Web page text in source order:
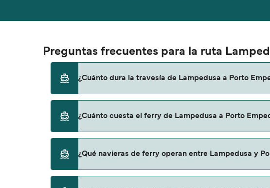
Preguntas frecuentes para la ruta
¿Cuánto dura la travesía de Lampedusa a Porto
variar de una temporada a otra, por lo que te
¿Cuánto cuesta el ferry de Lampedusa a Porto
Empedocle es de 241€. El precio no incluye los gastos de
¿Qué navieras de ferry operan entre Lampedusa y